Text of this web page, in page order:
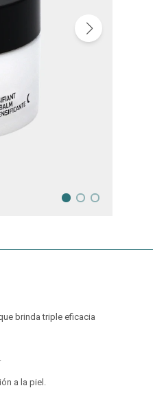
brinda triple eficacia
a la piel.